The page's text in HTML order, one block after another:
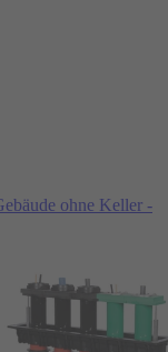
ohne Keller -